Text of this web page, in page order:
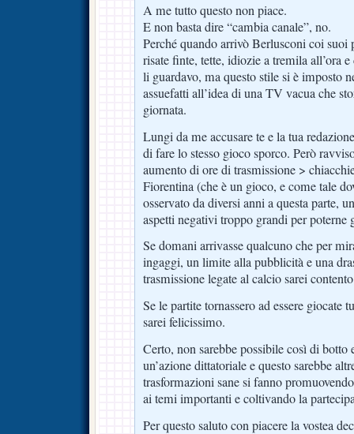
A me tutto questo non piace.
E non basta dire “cambia canale”, no.
Perché quando arrivò Berlusconi coi
risate finte, tette, idiozie a tremila all’ora
li guardavo, ma questo stile si è imposto
assuefatti all’idea di una TV vacua che
giornata.
Lungi da me accusare te e la tua
di fare lo stesso gioco sporco. Però
aumento di ore di trasmissione >
Fiorentina (che è un gioco, e come tale
osservato da diversi anni a questa parte,
aspetti negativi troppo grandi per poterne
Se domani arrivasse qualcuno che per
ingaggi, un limite alla pubblicità e una
trasmissione legate al calcio sarei
Se le partite tornassero ad essere giocate
sarei felicissimo.
Certo, non sarebbe possibile così di botto
un’azione dittatoriale e questo sarebbe
trasformazioni sane si fanno
ai temi importanti e coltivando la
Per questo saluto con piacere la vostea